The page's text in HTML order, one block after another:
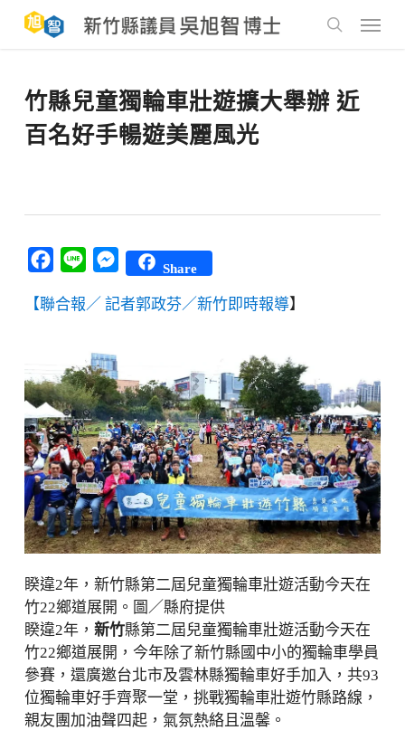
main
Menu
竹縣兒童獨輪車壯遊擴大舉辦 近
百名好手暢遊美麗風光
Facebook
Line Messenger
Share
【聯合報／ 記者郭政芬／新竹即時報導】
睽違2年，新竹縣第二屆兒童獨輪車壯遊活動今天在
竹22鄉道展開。圖／縣府提供
睽違2年， 新竹縣第二屆兒童獨輪車壯遊活動今天在
竹22鄉道展開，今年除了新竹縣國中小的獨輪車學員
參賽，還廣邀台北市及雲林縣獨輪車好手加入，共93
位獨輪車好手齊聚一堂，挑戰獨輪車壯遊竹縣路線，
親友團加油聲四起，氣氛熱絡且溫馨。